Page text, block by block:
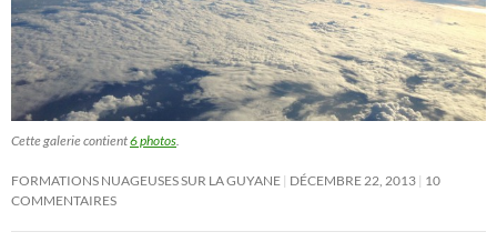
Cette galerie contient6 photos
FORMATIONS NUAGEUSES SUR LA GUYANE DÉCEMBRE 22, 2013 10
COMMENTAIRES